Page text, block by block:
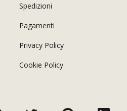
Spedizioni
Pagamenti
Privacy Policy
Cookie Policy